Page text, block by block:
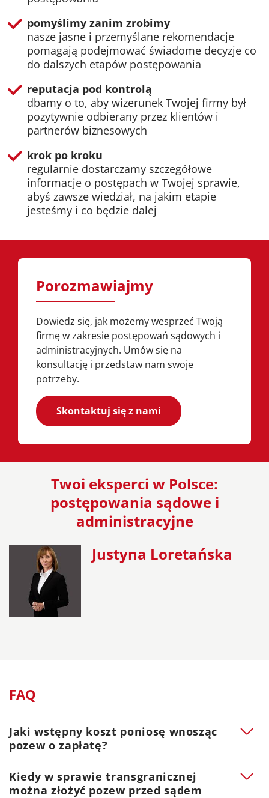
pomyślimy zanim zrobimy
nasze jasne i przemyślane rekomendacje
pomagają podejmować świadome decyzje co
do dalszych etapów postępowania
reputacja pod kontrolą
dbamy o to, aby wizerunek Twojej firmy był
pozytywnie odbierany przez klientów i
partnerów biznesowych
krok po kroku
regularnie dostarczamy szczegółowe
informacje o postępach w Twojej sprawie,
abyś zawsze wiedział, na jakim etapie
jesteśmy i co będzie dalej
Porozmawiajmy
Dowiedz się, jak możemy wesprzeć Twoją
firmę w zakresie postępowań sądowych i
administracyjnych. Umów się na
konsultację i przedstaw nam swoje
potrzeby.
Skontaktuj się z nami
Twoi eksperci w Polsce:
postępowania sądowe i
administracyjne
Justyna Loretańska
FAQ
Jaki wstępny koszt poniosę wnosząc
pozew o zapłatę?
majątkowe pobiera się od pozwu opłatę stałą ustaloną
Kiedy w sprawie transgranicznej
można złożyć pozew przed sądem